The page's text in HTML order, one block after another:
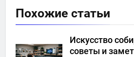
Похожие статьи
Искусство
советы и